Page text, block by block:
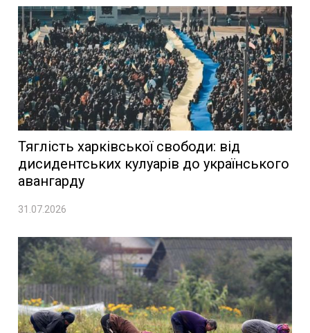
Тяглість харківської свободи: від
дисидентських кулуарів до українського
авангарду
31.07.2026